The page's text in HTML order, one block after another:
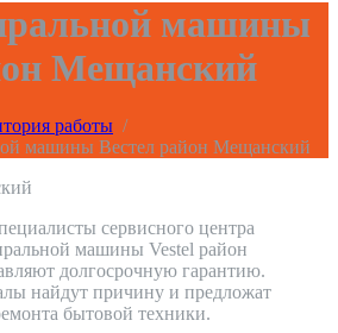
машины
Мещанский
работы /
машины Вестел район Мещанский
сервисного центра
машины Vestel район
долгосрочную гарантию.
найдут причину и предложат
бытовой техники.